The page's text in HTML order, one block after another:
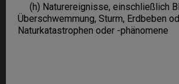
(h) Naturereignisse, einschließlich
Überschwemmung, Sturm, Erdbeben
Naturkatastrophen oder -phänomene